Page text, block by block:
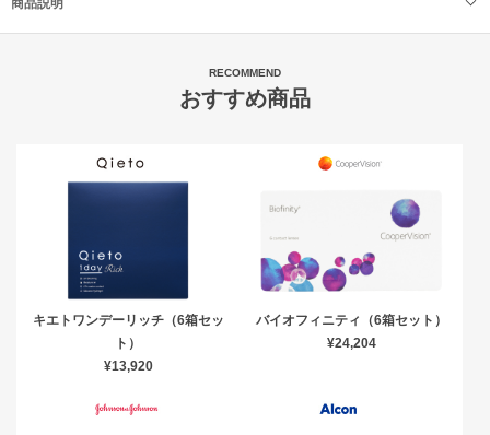
商品説明
RECOMMEND
おすすめ商品
キエトワンデーリッチ（6箱セッ
ト）
¥13,920
バイオフィニティ（6箱セット）
¥24,204